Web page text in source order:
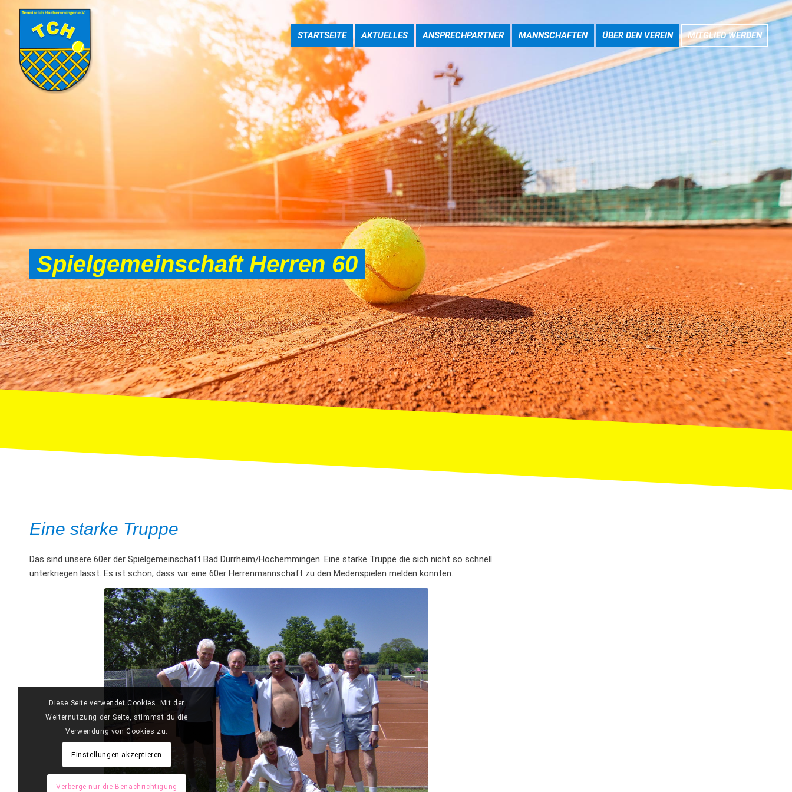
STARTSEITE AKTUELLES ANSPRECHPARTNER MANNSCHAFTEN ÜBER DEN VEREIN MITGLIED WERDEN
Spielgemeinschaft Herren 60
Eine starke Truppe
Das sind unsere 60er der Spielgemeinschaft Bad Dürrheim/Hochemmingen. Eine starke Truppe die sich nicht so schnell
unterkriegen lässt. Es ist schön, dass wir eine 60er Herrenmannschaft zu den Medenspielen melden konnten.
Diese Seite verwendet Cookies. Mit der
Weiternutzung der Seite, stimmst du die
Verwendung von Cookies zu.
Einstellungen akzeptieren
Verberge nur die Benachrichtigung